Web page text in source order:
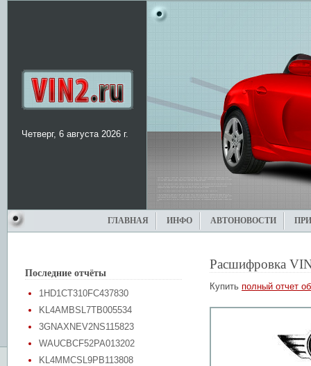
Четверг, 6 августа 2026 г.
ГЛАВНАЯ ИНФО АВТОНОВОСТИ
Последние отчёты
1HD1CT310FC437830
KL4AMBSL7TB005534
3GNAXNEV2NS115823
WAUCBCF52PA013202
KL4MMCSL9PB113808
Расшифровка
Купить полный отчет